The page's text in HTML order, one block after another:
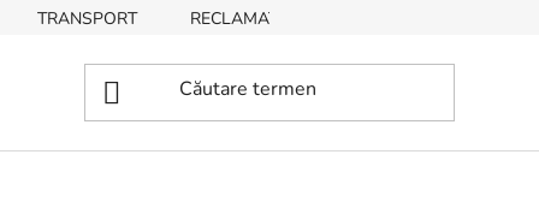
TRANSPORT RECLAMAȚII, RETURNĂRI DE BUNURI